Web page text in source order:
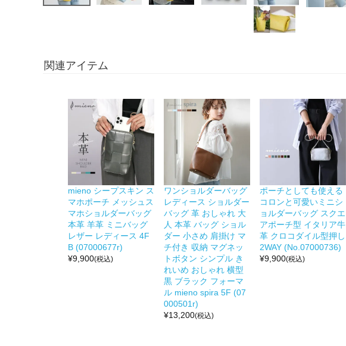
関連アイテム
mieno シープスキン ス
マホポーチ メッシュス
マホショルダーバッグ
本革 羊革 ミニバッグ
レザー レディース 4F
B (07000677r)
¥9,900(税込)
ワンショルダーバッグ
レディース ショルダー
バッグ 革 おしゃれ 大
人 本革 バッグ ショル
ダー 小さめ 肩掛け マ
チ付き 収納 マグネッ
トボタン シンプル き
れいめ おしゃれ 横型
黒 ブラック フォーマ
ル mieno spira 5F (07
000501r)
¥13,200(税込)
ポーチとしても使える
コロンと可愛いミニシ
ョルダーバッグ スクエ
アポーチ型 イタリア牛
革 クロコダイル型押し
2WAY (No.07000736)
¥9,900(税込)